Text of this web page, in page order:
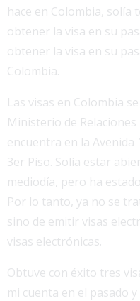
hace en Colombia, solía
obtener la visa en su
obtener la visa en su
Colombia.
Las visas en Colombia
Ministerio de
encuentra en la Avenida
3er Piso. Solía ​​estar
mediodía, pero ha
Por lo tanto, ya no se
sino de emitir visas
visas electrónicas.
Obtuve con éxito tres
mi cuenta en el pasado